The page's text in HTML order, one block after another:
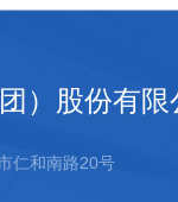
）股份有限
仁和南路20号